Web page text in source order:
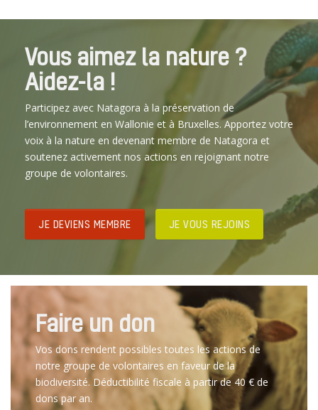
Vous aimez la nature ?
Aidez-la !
Participez avec Natagora à la préservation de
l’environnement en Wallonie et à Bruxelles. Apportez votre
voix à la nature en devenant membre de Natagora et
soutenez activement nos actions en rejoignant notre
groupe de volontaires.
JE DEVIENS MEMBRE JE VOUS REJOINS
Faire un don
Vos dons rendent possibles toutes les actions de
notre groupe de volontaires en faveur de la
biodiversité. Déductibilité fiscale à partir de 40 € de
dons par an.